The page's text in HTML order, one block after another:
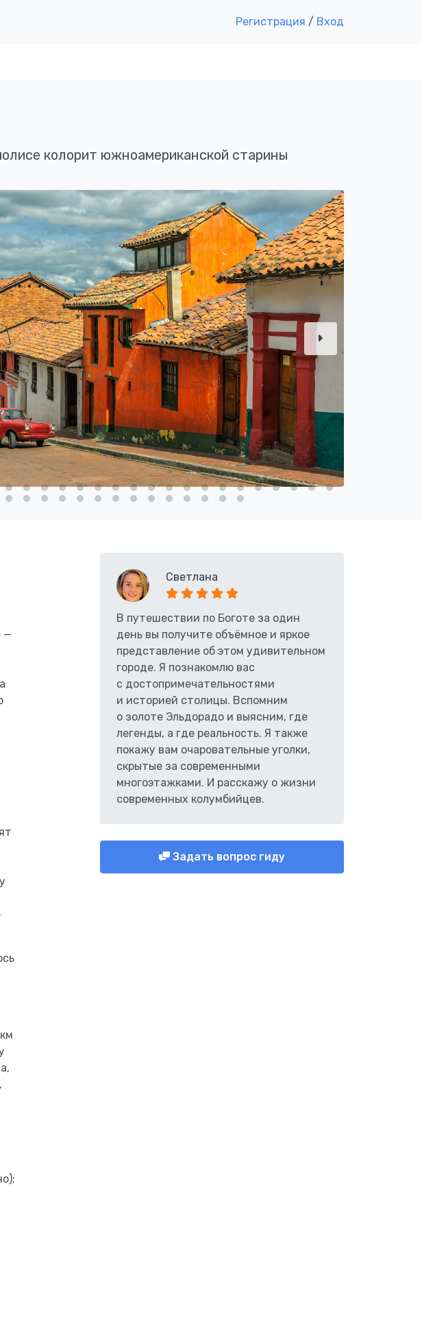
Регистрация / Вход
колорит южноамериканской старины
—
Светлана
В путешествии по Боготе за один
день вы получите объёмное и яркое
представление об этом удивительном
городе. Я познакомлю вас
с достопримечательностями
и историей столицы. Вспомним
о золоте Эльдорадо и выясним, где
легенды, а где реальность. Я также
покажу вам очаровательные уголки,
скрытые за современными
многоэтажками. И расскажу о жизни
современных колумбийцев.
Задать вопрос гиду